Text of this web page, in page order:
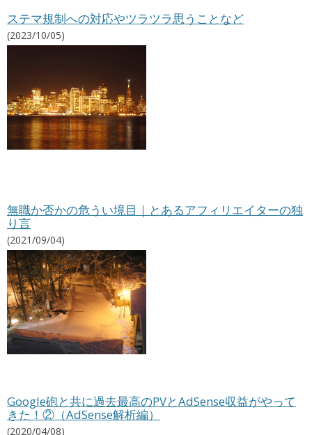
ステマ規制への対応やツラツラ思うことなど
(2023/10/05)
無職か否かの危うい境目｜とあるアフィリエイターの独
り言
(2021/09/04)
Google砲と共に過去最高のPVとAdSense収益がやって
きた！②（AdSense解析編）
(2020/04/08)